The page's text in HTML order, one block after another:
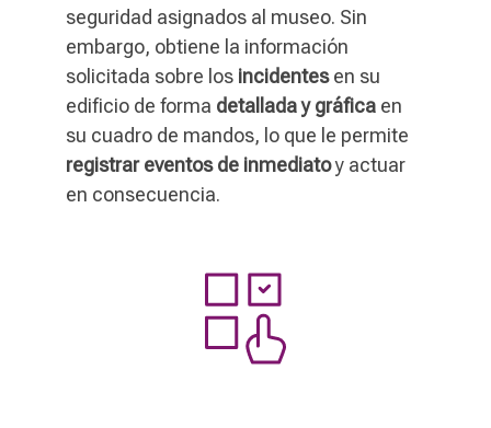
seguridad asignados al museo. Sin
embargo, obtiene la información
solicitada sobre los incidentesen su
edificio de forma detallada y gráfica en
su cuadro de mandos, lo que le permite
registrar eventos de inmediatoy actuar
en consecuencia.